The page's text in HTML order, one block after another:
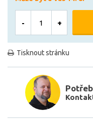
- +
Tisknout stránku